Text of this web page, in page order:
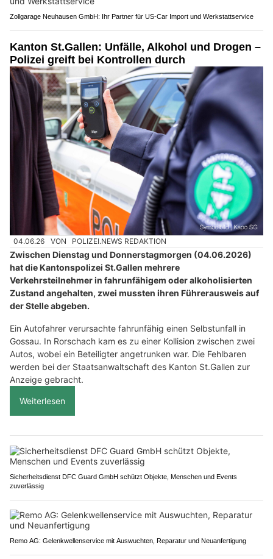
Zollgarage Neuhausen GmbH: Ihr Partner für US-Car Import und Werkstattservice
Kanton St.Gallen: Unfälle, Alkohol und Drogen –
Polizei greift bei Kontrollen durch
04.06.26 VON POLIZEI.NEWS REDAKTION
Zwischen Dienstag und Donnerstagmorgen (04.06.2026)
hat die Kantonspolizei St.Gallen mehrere
Verkehrsteilnehmer in fahrunfähigem oder alkoholisierten
Zustand angehalten, zwei mussten ihren Führerausweis auf
der Stelle abgeben.
Ein Autofahrer verursachte fahrunfähig einen Selbstunfall in
Gossau. In Rorschach kam es zu einer Kollision zwischen zwei
Autos, wobei ein Beteiligter angetrunken war. Die Fehlbaren
werden bei der Staatsanwaltschaft des Kanton St.Gallen zur
Anzeige gebracht.
Weiterlesen
Sicherheitsdienst DFC Guard GmbH schützt Objekte, Menschen und Events
zuverlässig
Remo AG: Gelenkwellenservice mit Auswuchten, Reparatur und Neuanfertigung